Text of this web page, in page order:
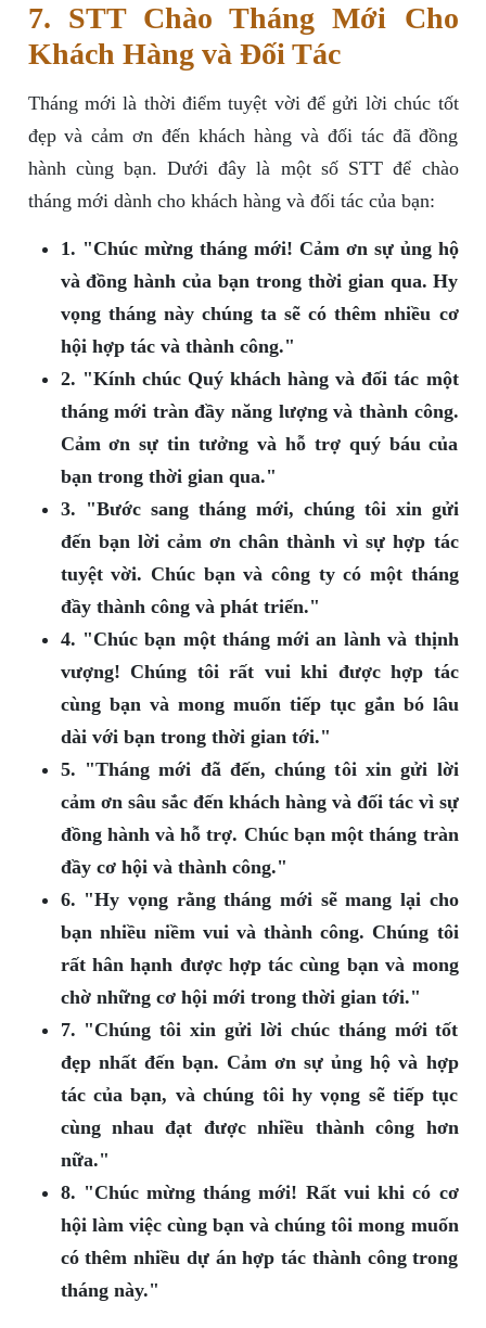
7. STT Chào Tháng Mới Cho
Khách Hàng và Đối Tác
Tháng mới là thời điểm tuyệt vời để gửi lời chúc tốt
đẹp và cảm ơn đến khách hàng và đối tác đã đồng
hành cùng bạn. Dưới đây là một số STT để chào
tháng mới dành cho khách hàng và đối tác của bạn:
1. "Chúc mừng tháng mới! Cảm ơn sự ủng hộ
và đồng hành của bạn trong thời gian qua. Hy
vọng tháng này chúng ta sẽ có thêm nhiều cơ
hội hợp tác và thành công."
2. "Kính chúc Quý khách hàng và đối tác một
tháng mới tràn đầy năng lượng và thành công.
Cảm ơn sự tin tưởng và hỗ trợ quý báu của
bạn trong thời gian qua."
3. "Bước sang tháng mới, chúng tôi xin gửi
đến bạn lời cảm ơn chân thành vì sự hợp tác
tuyệt vời. Chúc bạn và công ty có một tháng
đầy thành công và phát triển."
4. "Chúc bạn một tháng mới an lành và thịnh
vượng! Chúng tôi rất vui khi được hợp tác
cùng bạn và mong muốn tiếp tục gắn bó lâu
dài với bạn trong thời gian tới."
5. "Tháng mới đã đến, chúng tôi xin gửi lời
cảm ơn sâu sắc đến khách hàng và đối tác vì sự
đồng hành và hỗ trợ. Chúc bạn một tháng tràn
đầy cơ hội và thành công."
6. "Hy vọng rằng tháng mới sẽ mang lại cho
bạn nhiều niềm vui và thành công. Chúng tôi
rất hân hạnh được hợp tác cùng bạn và mong
chờ những cơ hội mới trong thời gian tới."
7. "Chúng tôi xin gửi lời chúc tháng mới tốt
đẹp nhất đến bạn. Cảm ơn sự ủng hộ và hợp
tác của bạn, và chúng tôi hy vọng sẽ tiếp tục
cùng nhau đạt được nhiều thành công hơn
nữa."
8. "Chúc mừng tháng mới! Rất vui khi có cơ
hội làm việc cùng bạn và chúng tôi mong muốn
có thêm nhiều dự án hợp tác thành công trong
tháng này."